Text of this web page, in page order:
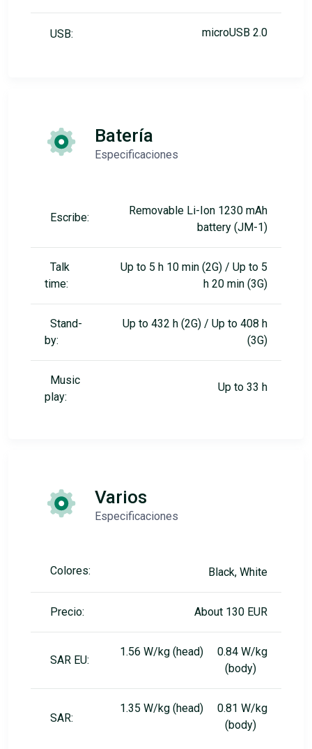
USB: microUSB 2.0
Batería
Especificaciones
Escribe:
Removable Li-Ion 1230 mAh
battery (JM-1)
Talk
time:
Up to 5 h 10 min (2G) / Up to 5
h 20 min (3G)
Stand-
by:
Up to 432 h (2G) / Up to 408 h
(3G)
Music
play:
Up to 33 h
Varios
Especificaciones
Colores: Black, White
Precio: About 130 EUR
SAR EU:
1.56 W/kg (head) 0.84 W/kg
(body)
SAR:
1.35 W/kg (head) 0.81 W/kg
(body)